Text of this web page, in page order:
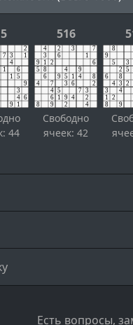
44
516
Свободно
ячеек: 42
Есть вопросы,